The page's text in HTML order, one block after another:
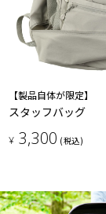
【製品自体が限定】
スタッフバッグ
¥ 3,300 (税込)